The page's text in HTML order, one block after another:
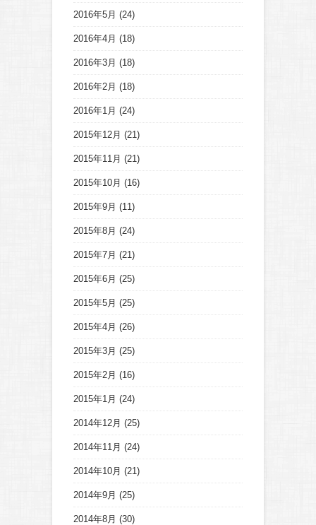
2016年5月 (24)
2016年4月 (18)
2016年3月 (18)
2016年2月 (18)
2016年1月 (24)
2015年12月 (21)
2015年11月 (21)
2015年10月 (16)
2015年9月 (11)
2015年8月 (24)
2015年7月 (21)
2015年6月 (25)
2015年5月 (25)
2015年4月 (26)
2015年3月 (25)
2015年2月 (16)
2015年1月 (24)
2014年12月 (25)
2014年11月 (24)
2014年10月 (21)
2014年9月 (25)
2014年8月 (30)